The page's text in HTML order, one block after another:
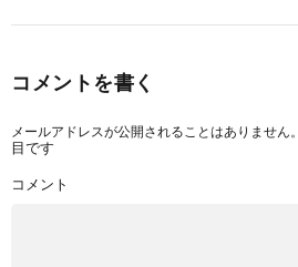
コメントを書く
メールアドレスが公開されることはありません。
目です
コメント